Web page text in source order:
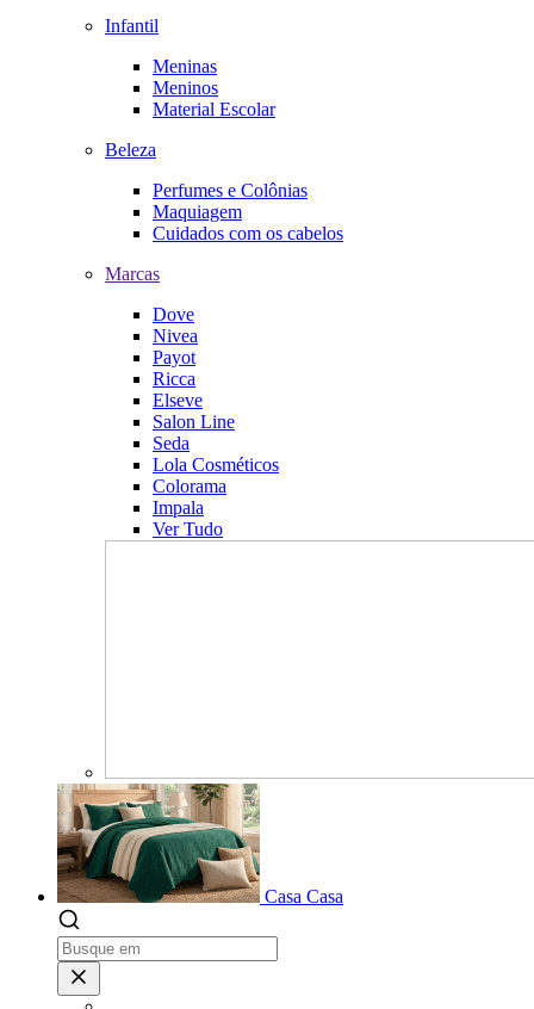
Infantil
Meninas
Meninos
Material Escolar
Beleza
Perfumes e Colônias
Maquiagem
Cuidados com os cabelos
Marcas
Dove
Nivea
Payot
Ricca
Elseve
Salon Line
Seda
Lola Cosméticos
Colorama
Impala
Ver Tudo
Casa Casa